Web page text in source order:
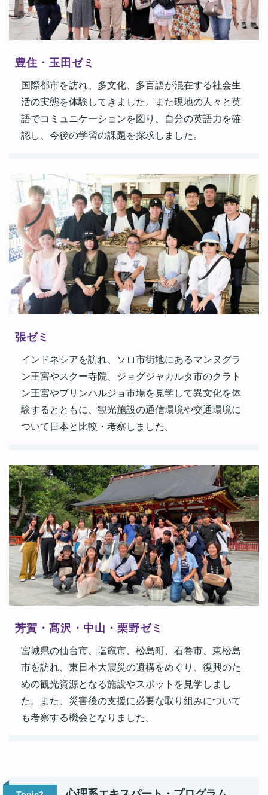
豊住・玉田ゼミ
国際都市を訪れ、多文化、多言語が混在する社会生
活の実態を体験してきました。また現地の人々と英
語でコミュニケーションを図り、自分の英語力を確
認し、今後の学習の課題を探求しました。
張ゼミ
インドネシアを訪れ、ソロ市街地にあるマンヌグラ
ン王宮やスクー寺院、ジョグジャカルタ市のクラト
ン王宮やブリンハルジョ市場を見学して異文化を体
験するとともに、観光施設の通信環境や交通環境に
ついて日本と比較・考察しました。
芳賀・髙沢・中山・栗野ゼミ
宮城県の仙台市、塩竈市、松島町、石巻市、東松島
市を訪れ、東日本大震災の遺構をめぐり、復興のた
めの観光資源となる施設やスポットを見学しまし
た。また、災害後の支援に必要な取り組みについて
も考察する機会となりました。